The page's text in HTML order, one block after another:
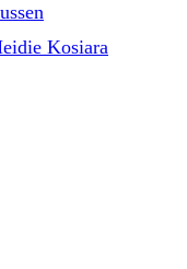
Kosiara